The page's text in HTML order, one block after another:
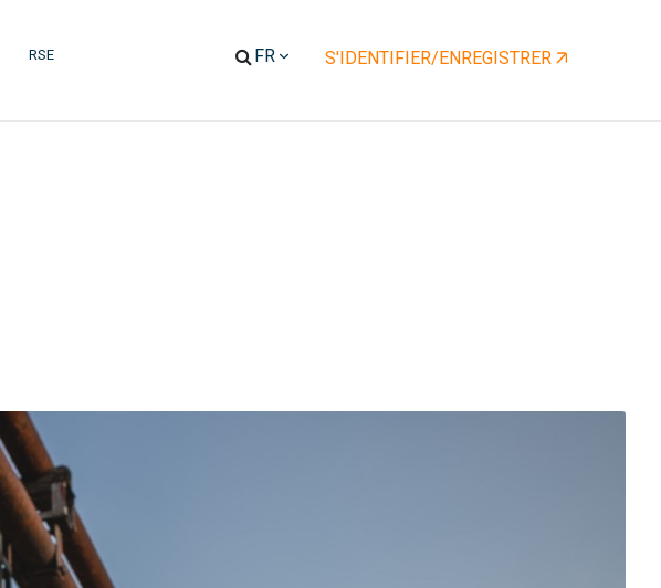
(CURRENT)
RSE(CURRENT) S'IDENTIFIER/ENREGISTRER